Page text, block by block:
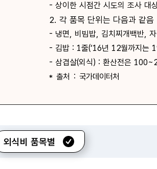
- 상이한 시점간 시도의 조사 대
2. 각 품목 단위는 다음과 같음
- 냉면, 비빔밥, 김치찌개백반,
- 김밥 : 1줄(‘16년 12월까지는
- 삼겹살(외식) : 환산전은
* 출처 : 국가데이터처
외식비 품목별